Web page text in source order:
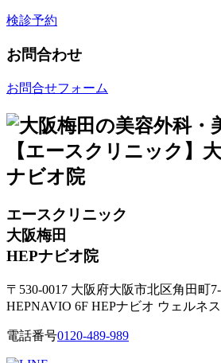
検診予約
お問合わせ
お問合せフォーム
エースクリニック
大阪梅田
HEPナビオ院
〒530-0017 大阪府大阪市北区角田町
HEPNAVIO 6F HEPナビオ ウェルネ
電話番号0120-489-989